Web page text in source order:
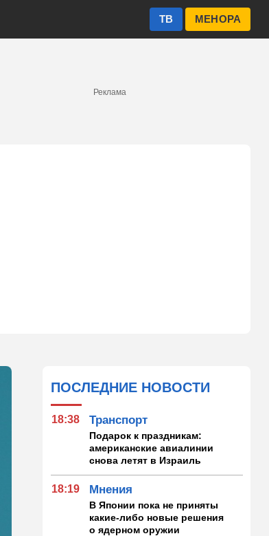
МЕНОРА
ТВ
Реклама
ПОСЛЕДНИЕ НОВОСТИ
18:38 Транспорт
Подарок к праздникам:
американские авиалинии
снова летят в Израиль
18:19 Мнения
В Японии пока не приняты
какие-либо новые решения
о ядерном оружии